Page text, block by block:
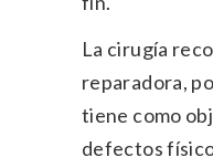
La cirugía
reparadora,
tiene como
defectos